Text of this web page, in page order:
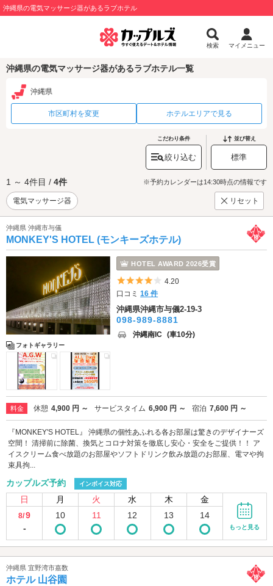
沖縄県の電気マッサージ器があるラブホテル
検索 マイメニュー
沖縄県の電気マッサージ器があるラブホテル一覧
沖縄県
市区町村を変更 ホテルエリアで見る
こだわり条件
絞り込む
並び替え
標準
1 ～ 4件目 / 4件 ※予約カレンダーは14:30時点の情報です
電気マッサージ器 リセット
沖縄県 沖縄市与儀
MONKEY'S HOTEL (モンキーズホテル)
フォトギャラリー
HOTEL AWARD 2026受賞
5つ星のうち4
4.20
口コミ16 件
沖縄県沖縄市与儀2-19-3
098-989-8881
沖縄南IC (車10分)
料金 休憩 4,900 円 ～ サービスタイム 6,900 円 ～ 宿泊 7,600 円 ～
『MONKEY'S HOTEL』 沖縄県の個性あふれる各お部屋は驚きのデザイナーズ
空間！ 清掃前に除菌、換気とコロナ対策を徹底し安心・安全をご提供！！ ア
イスクリーム食べ放題のお部屋やソフトドリンク飲み放題のお部屋、電マや拘
束具拘...
カップルズ予約 インボイス対応
日 月 火 水 木 金
8/9
-
10 11 12 13 14
もっと見る
沖縄県 宜野湾市嘉数
ホテル 山谷園